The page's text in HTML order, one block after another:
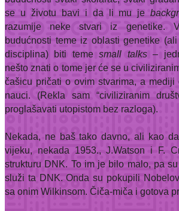
se u životu bavi i da li mu je
razumije neke stvari iz genetike.
budućnosti teme iz oblasti genetike
disciplina) biti temesmall talks–
nešto znati o tome jer će se u
čašicu pričati o ovim stvarima, a
nauci. (Rekla sam “civiliziranim
proglašavati utopistom bez razloga).
Nekada, ne baš tako davno, ali kao
vijeku, nekada 1953., J.Watson i F.
strukturu DNK. To im je bilo malo, pa
služi ta DNK. Onda su pokupili
sa onim Wilkinsom. Čiča-miča i gotova